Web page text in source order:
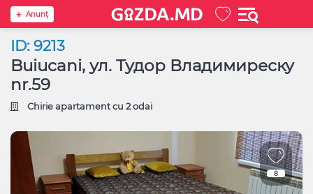
Anunţ
ID: 9213
Buiucani, ул. Тудор Владимиреску
nr.59
Chirie apartament cu 2 odai
8